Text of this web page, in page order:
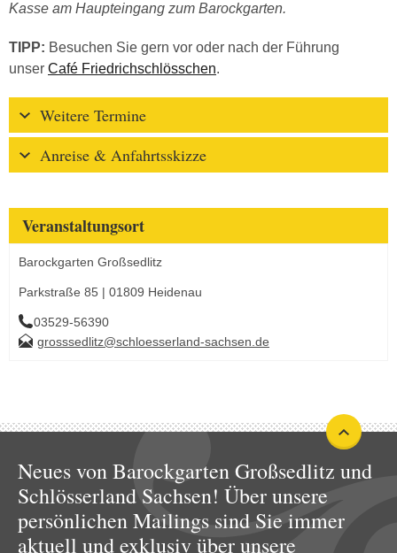
Kasse am Haupteingang zum Barockgarten.
TIPP: Besuchen Sie gern vor oder nach der Führung
unser Café Friedrichschlösschen.
Weitere Termine
Anreise & Anfahrtsskizze
Veranstaltungsort
Barockgarten Großsedlitz
Parkstraße 85 | 01809 Heidenau
03529-56390
grosssedlitz@schloesserland-sachsen.de
Neues von Barockgarten Großsedlitz und
Schlösserland Sachsen! Über unsere
persönlichen Mailings sind Sie immer
aktuell und exklusiv über unsere